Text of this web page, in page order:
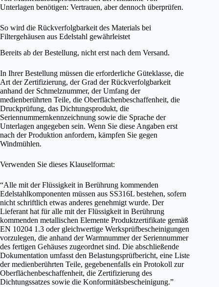
Unterlagen benötigen: Vertrauen, aber dennoch überprüfen.
So wird die Rückverfolgbarkeit des Materials bei
Filtergehäusen aus Edelstahl gewährleistet
Bereits ab der Bestellung, nicht erst nach dem Versand.
In Ihrer Bestellung müssen die erforderliche Güteklasse, die
Art der Zertifizierung, der Grad der Rückverfolgbarkeit
anhand der Schmelznummer, der Umfang der
medienberührten Teile, die Oberflächenbeschaffenheit, die
Druckprüfung, das Dichtungsprodukt, die
Seriennummernkennzeichnung sowie die Sprache der
Unterlagen angegeben sein. Wenn Sie diese Angaben erst
nach der Produktion anfordern, kämpfen Sie gegen
Windmühlen.
Verwenden Sie dieses Klauselformat:
“Alle mit der Flüssigkeit in Berührung kommenden
Edelstahlkomponenten müssen aus SS316L bestehen, sofern
nicht schriftlich etwas anderes genehmigt wurde. Der
Lieferant hat für alle mit der Flüssigkeit in Berührung
kommenden metallischen Elemente Produktzertifikate gemäß
EN 10204 1.3 oder gleichwertige Werksprüfbescheinigungen
vorzulegen, die anhand der Warmnummer der Seriennummer
des fertigen Gehäuses zugeordnet sind. Die abschließende
Dokumentation umfasst den Belastungsprüfbericht, eine Liste
der medienberührten Teile, gegebenenfalls ein Protokoll zur
Oberflächenbeschaffenheit, die Zertifizierung des
Dichtungssatzes sowie die Konformitätsbescheinigung.”